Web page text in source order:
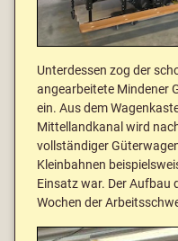
Unterdessen zog der
angearbeitete Mindener
ein. Aus dem
Mittellandkanal wird
vollständiger
Kleinbahnen
Einsatz war. Der Aufbau
Wochen der